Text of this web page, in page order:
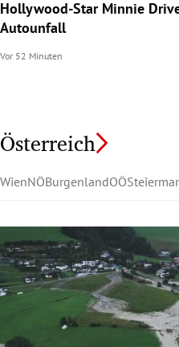
Hollywood-Star Minnie
Autounfall
Vor 52 Minuten
Österreich
WienNÖBurgenlandOÖ